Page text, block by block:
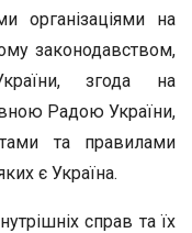
організаціями на
законодавством,
згода на
Радою України,
та правилами
є Україна.
справ та їх